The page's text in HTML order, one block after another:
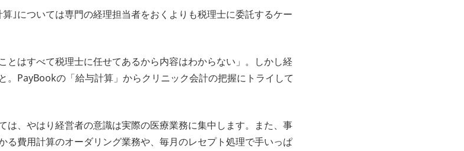
｣については専門の経理担当者をおくよりも税理士に委託するケー
とはすべて税理士に任せてあるから内容はわからない」。しかし経
。PayBookの「給与計算」からクリニック会計の把握にトライして
は、やはり経営者の意識は実際の医療業務に集中します。また、事
る費用計算のオーダリング業務や、毎月のレセプト処理で手いっぱ